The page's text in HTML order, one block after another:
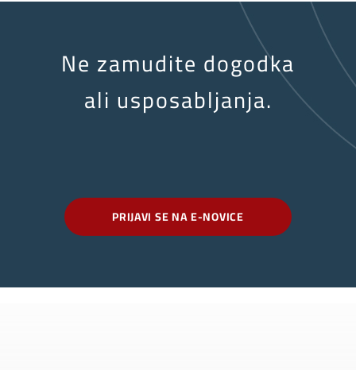
Ne zamudite dogodka
ali usposabljanja.
PRIJAVI SE NA E-NOVICE